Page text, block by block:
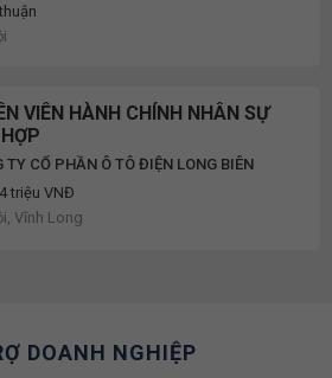
VIÊN HÀNH CHÍNH NHÂN SỰ
TY CỔ PHẦN Ô TÔ ĐIỆN LONG BIÊN
triệu VNĐ
Vĩnh Long
DOANH NGHIỆP